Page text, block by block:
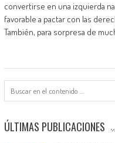
convertirse en una izquierda
favorable a pactar con las
También, para sorpresa de
ÚLTIMAS PUBLICACIONES